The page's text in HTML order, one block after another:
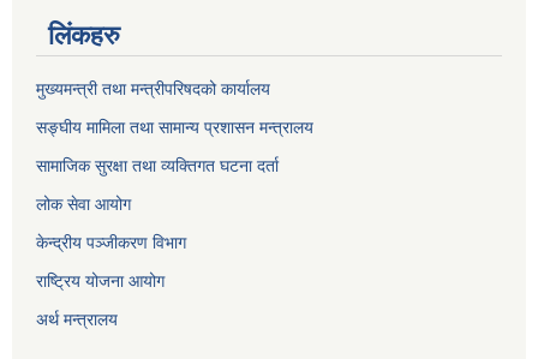
लिंकहरु
मुख्यमन्त्री तथा मन्त्रीपरिषदको कार्यालय
सङ्घीय मामिला तथा सामान्य प्रशासन मन्त्रालय
सामाजिक सुरक्षा तथा व्यक्तिगत घटना दर्ता
लोक सेवा आयोग
केन्द्रीय पञ्जीकरण विभाग
राष्ट्रिय योजना आयोग
अर्थ मन्त्रालय